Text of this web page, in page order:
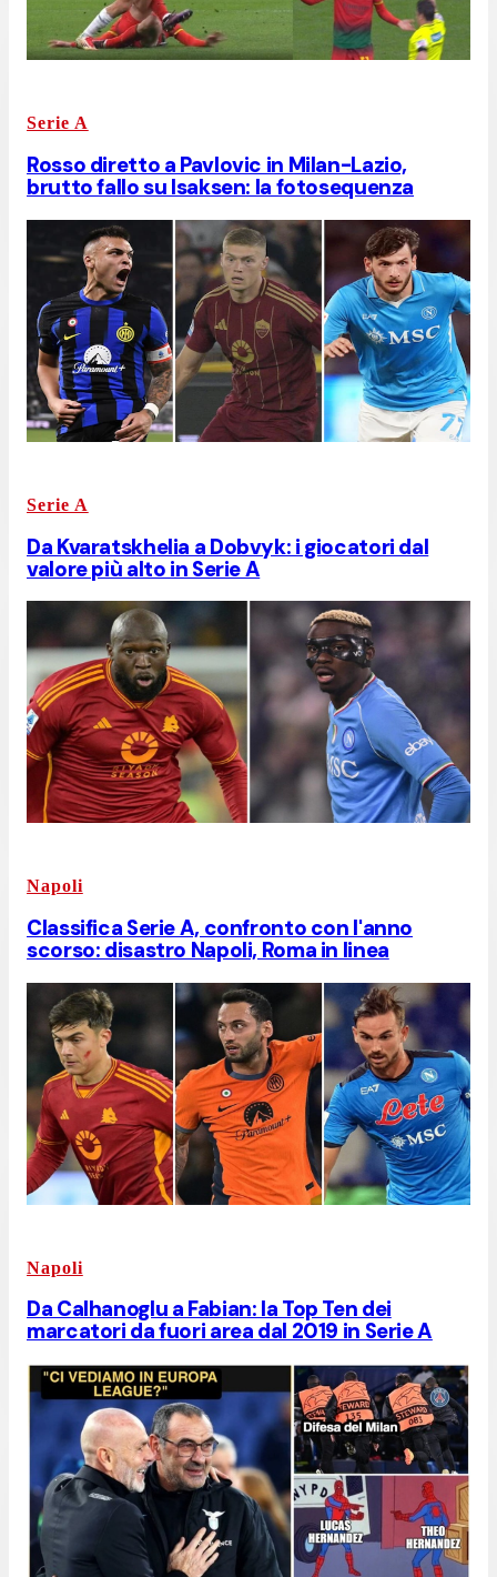
Serie A
Rosso diretto a Pavlovic in Milan-Lazio,
brutto fallo su Isaksen: la fotosequenza
Serie A
Da Kvaratskhelia a Dobvyk: i giocatori dal
valore più alto in Serie A
Napoli
Classifica Serie A, confronto con l'anno
scorso: disastro Napoli, Roma in linea
Napoli
Da Calhanoglu a Fabian: la Top Ten dei
marcatori da fuori area dal 2019 in Serie A